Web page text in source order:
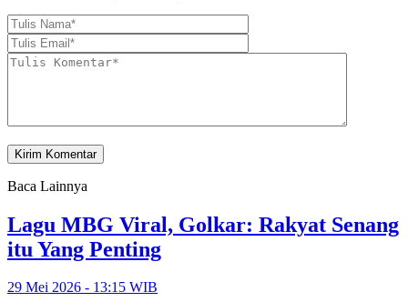
Baca Lainnya
Lagu MBG Viral, Golkar: Rakyat Senang
itu Yang Penting
29 Mei 2026 - 13:15 WIB